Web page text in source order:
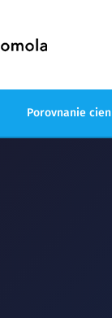
Porovnanie cien